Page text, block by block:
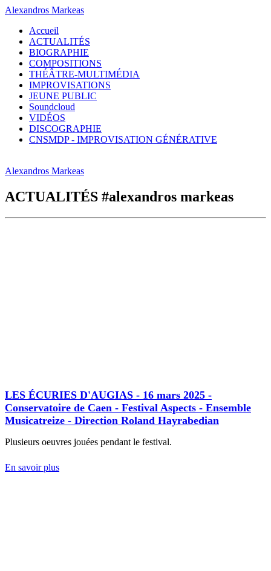
Alexandros Markeas
Accueil
ACTUALITÉS
BIOGRAPHIE
COMPOSITIONS
THÉÂTRE-MULTIMÉDIA
IMPROVISATIONS
JEUNE PUBLIC
Soundcloud
VIDÉOS
DISCOGRAPHIE
CNSMDP - IMPROVISATION GÉNÉRATIVE
Alexandros Markeas
ACTUALITÉS #alexandros markeas
LES ÉCURIES D'AUGIAS - 16 mars 2025 -
Conservatoire de Caen - Festival Aspects - Ensemble
Musicatreize - Direction Roland Hayrabedian
Plusieurs oeuvres jouées pendant le festival.
En savoir plus